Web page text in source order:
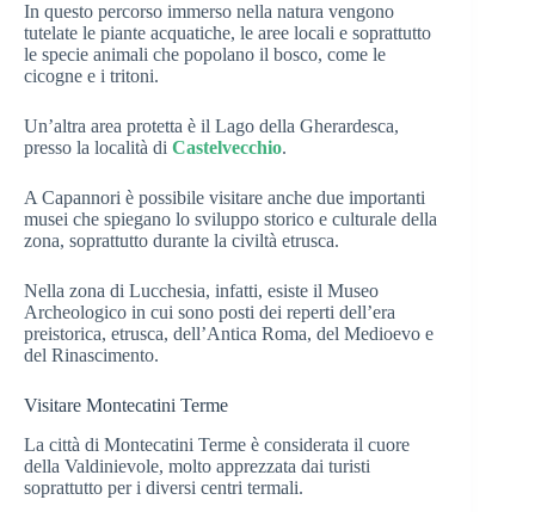
In questo percorso immerso nella natura vengono
tutelate le piante acquatiche, le aree locali e soprattutto
le specie animali che popolano il bosco, come le
cicogne e i tritoni.
Un’altra area protetta è il Lago della Gherardesca,
presso la località di Castelvecchio.
A Capannori è possibile visitare anche due importanti
musei che spiegano lo sviluppo storico e culturale della
zona, soprattutto durante la civiltà etrusca.
Nella zona di Lucchesia, infatti, esiste il Museo
Archeologico in cui sono posti dei reperti dell’era
preistorica, etrusca, dell’Antica Roma, del Medioevo e
del Rinascimento.
Visitare Montecatini Terme
La città di Montecatini Terme è considerata il cuore
della Valdinievole, molto apprezzata dai turisti
soprattutto per i diversi centri termali.